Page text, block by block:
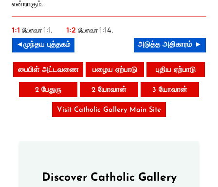
என்றாகும்.
1:1 யோவா 1:1. 1:2 யோவா 1:14.
◄முந்தய புத்தகம் அடுத்த அதிகாரம் ►
பைபிள் அட்டவணை பழைய ஏற்பாடு புதிய ஏற்பாடு
2 பேதுரு 2 யோவான் 3 யோவான்
Visit Catholic Gallery Main Site
Discover Catholic Gallery